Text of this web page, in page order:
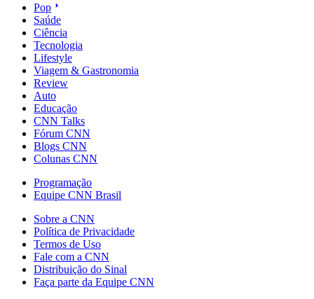
Pop
Saúde
Ciência
Tecnologia
Lifestyle
Viagem & Gastronomia
Review
Auto
Educação
CNN Talks
Fórum CNN
Blogs CNN
Colunas CNN
Programação
Equipe CNN Brasil
Sobre a CNN
Política de Privacidade
Termos de Uso
Fale com a CNN
Distribuição do Sinal
Faça parte da Equipe CNN